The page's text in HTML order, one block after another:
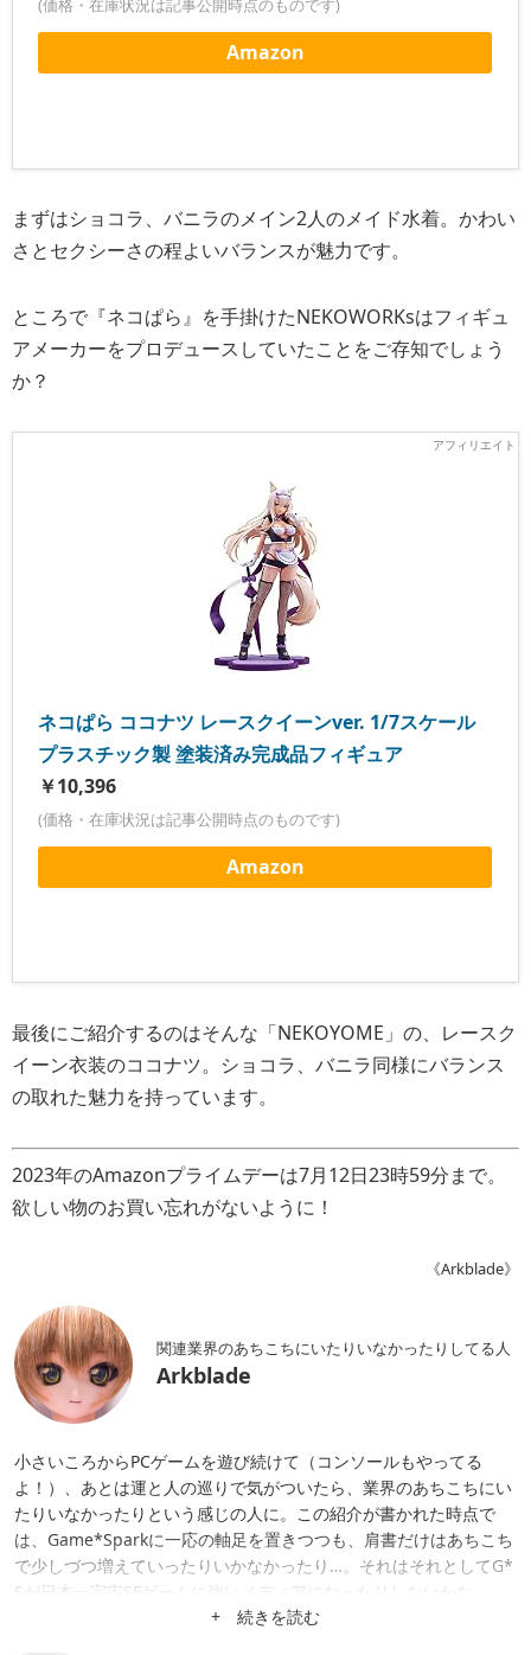
(価格・在庫状況は記事公開時点のものです)
Amazon
まずはショコラ、バニラのメイン2人のメイド水着。かわい
さとセクシーさの程よいバランスが魅力です。
ところで『ネコぱら』を手掛けたNEKOWORKsはフィギュ
アメーカーをプロデュースしていたことをご存知でしょう
か？
ネコぱら ココナツ レースクイーンver. 1/7スケール
プラスチック製 塗装済み完成品フィギュア
￥10,396
(価格・在庫状況は記事公開時点のものです)
Amazon
最後にご紹介するのはそんな「NEKOYOME」の、レースク
イーン衣装のココナツ。ショコラ、バニラ同様にバランス
の取れた魅力を持っています。
2023年のAmazonプライムデーは7月12日23時59分まで。
欲しい物のお買い忘れがないように！
《Arkblade》
関連業界のあちこちにいたりいなかったりしてる人
Arkblade
小さいころからPCゲームを遊び続けて（コンソールもやってる
よ！）、あとは運と人の巡りで気がついたら、業界のあちこちにい
たりいなかったりという感じの人に。この紹介が書かれた時点で
は、Game*Sparkに一応の軸足を置きつつも、肩書だけはあちこち
で少しづつ増えていったりいかなかったり…。それはそれとしてG*
Sが日本一宇宙SFゲームに強いメディアになったりしないかな。
+ 続きを読む